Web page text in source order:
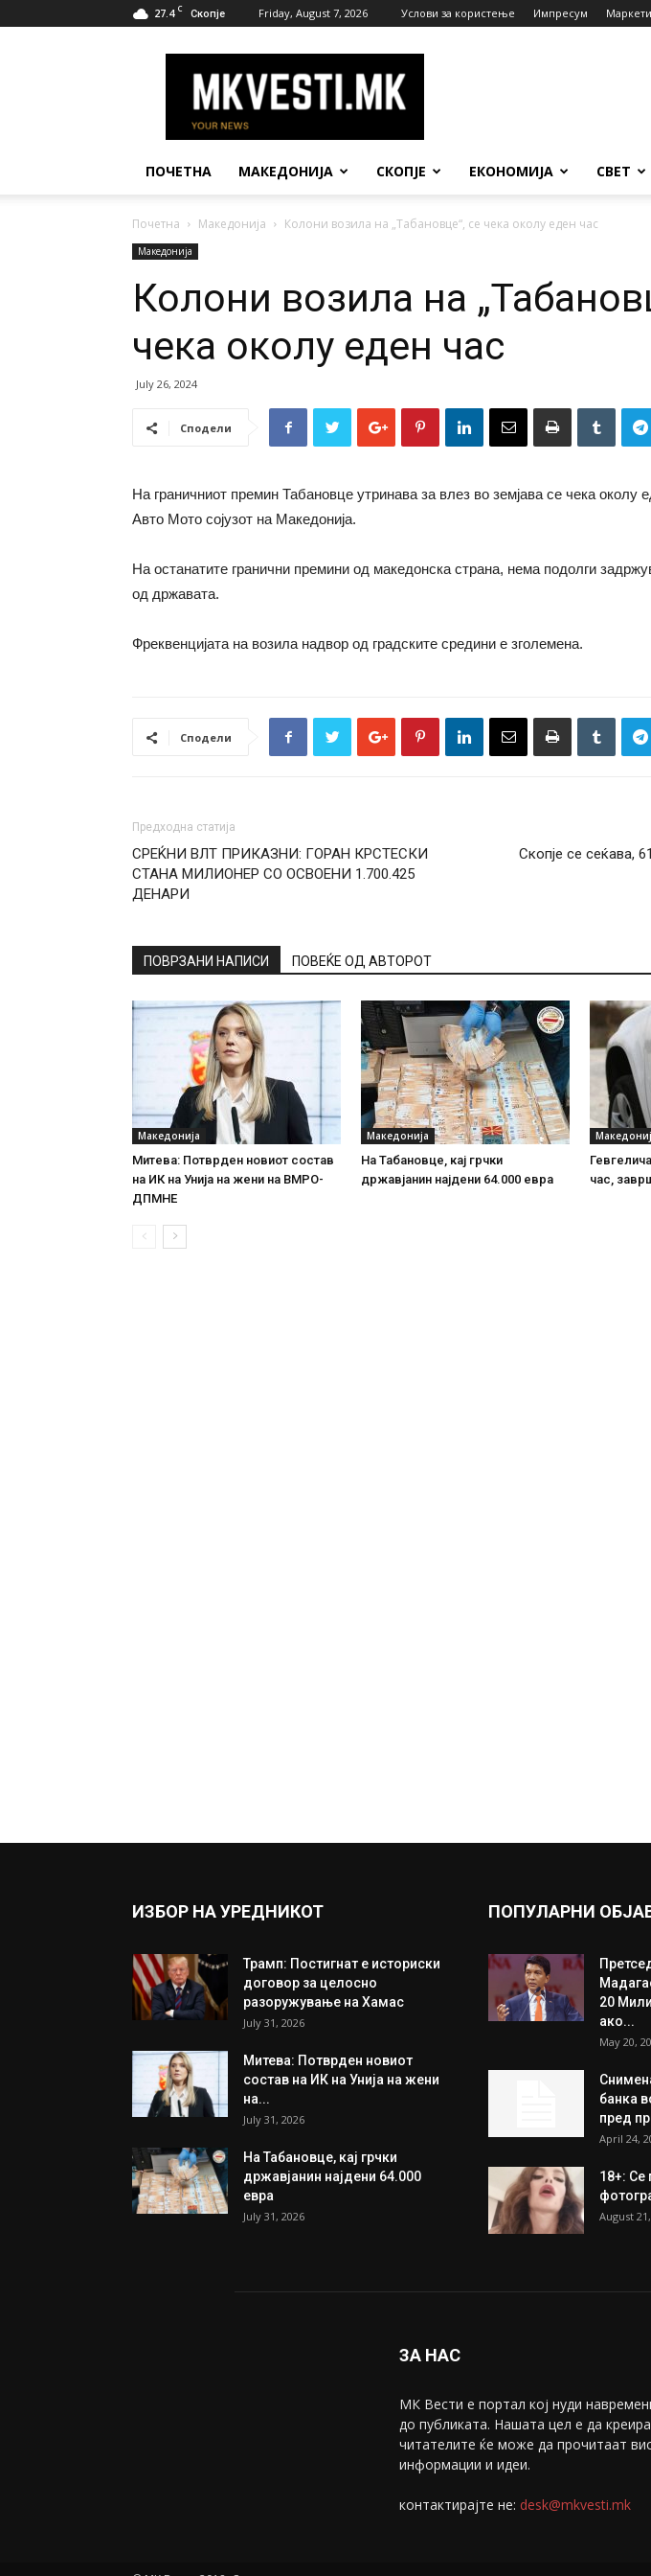
27.4 C Скопје Friday, August 7, 2026 Услови за користење Импресум
Вести
ПОЧЕТНА МАКЕДОНИЈА СКОПЈЕ ЕКОНОМИЈА СВЕТ
Почетна Македонија Колони возила на „Табановце“, се чека околу еден час
Македонија
Колони возила на
чека околу еден час
July 26, 2024
Сподели
На граничниот премин Табановце утринава за влез во земјава се чека околу
Авто Мото сојузот на Македонија.
На останатите гранични премини од македонска страна, нема подолги
од државата.
Фреквенцијата на возила надвор од градските средини е зголемена.
Сподели
Предходна статија
СРЕЌНИ ВЛТ ПРИКАЗНИ: ГОРАН КРСТЕСКИ
СТАНА МИЛИОНЕР СО ОСВОЕНИ 1.700.425
ДЕНАРИ
Скопје се сеќава,
ПОВРЗАНИ НАПИСИ ПОВЕЌЕ ОД АВТОРОТ
Македонија
Митева: Потврден новиот состав
на ИК на Унија на жени на ВМРО-
ДПМНЕ
Македонија
На Табановце, кај грчки
државјанин најдени 64.000 евра
час,
ИЗБОР НА УРЕДНИКОТ
Трамп: Постигнат е историски
договор за целосно
разоружување на Хамас
July 31, 2026
Митева: Потврден новиот
состав на ИК на Унија на жени
на...
July 31, 2026
На Табановце, кај грчки
државјанин најдени 64.000
евра
July 31, 2026
ПОПУЛАРНИ
20
ако...
May 20,
банка
пред
April 24,
18+: Се
August
ЗА НАС
МК Вести е портал коj нуди
до публиката. Нашата цел е да
читателите ќе може да прочитаат
информации и идеи.
контактирајте не: desk@mkvesti.mk